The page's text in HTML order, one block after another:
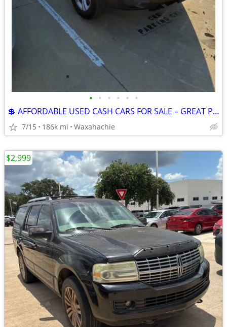
• • • • • •
💲 AFFORDABLE USED CASH CARS FOR SALE – GREAT PRICES! 💲
7/15 186k mi Waxahachie
$2,999